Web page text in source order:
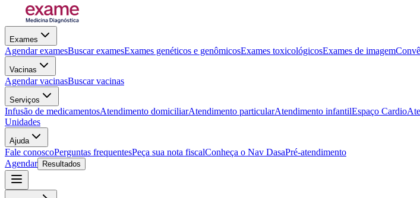
Exames
Agendar examesBuscar examesExames genéticos e genômicosExames toxicológicosExames de imagem
Vacinas
Agendar vacinasBuscar vacinas
Serviços
Infusão de medicamentosAtendimento domiciliarAtendimento particularAtendimento infantilEspaço Cardio
Unidades
Ajuda
Fale conoscoPerguntas frequentesPeça sua nota fiscalConheça o Nav DasaPré-atendimento
Agendar
Resultados